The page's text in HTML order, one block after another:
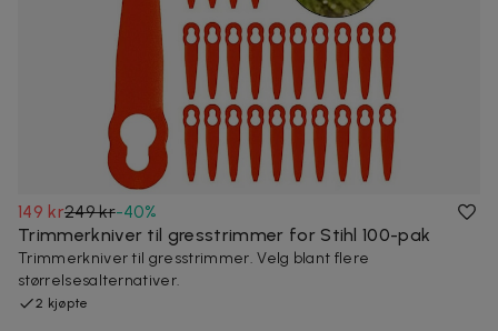
149 kr249 kr-40%
Trimmerkniver til gresstrimmer for Stihl 100-pak
Trimmerkniver til gresstrimmer. Velg blant flere
størrelsesalternativer.
2 kjøpte